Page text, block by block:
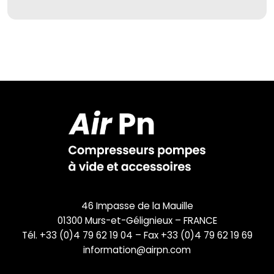
46 Impasse de la Mauille
01300 Murs-et-Gélignieux – FRANCE
Tél. +33 (0)4 79 62 19 04 – Fax +33 (0)4 79 62 19 69
information@airpn.com